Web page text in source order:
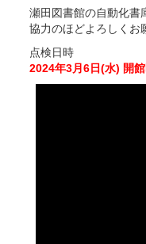
瀬田図書館の自動化書
協力のほどよろしくお
点検日時
2024年3月6日(水) 開館